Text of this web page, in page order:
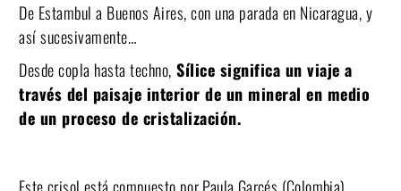
De Estambul a Buenos Aires, con una parada en Nicaragua, y
así sucesivamente…
Desde copla hasta techno, Sílice significa un viaje a
través del paisaje interior de un mineral en medio
de un proceso de cristalización.